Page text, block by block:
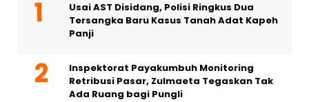
Usai AST Disidang, Polisi Ringkus Dua
Tersangka Baru Kasus Tanah Adat Kapeh
Panji
Inspektorat Payakumbuh Monitoring
Retribusi Pasar, Zulmaeta Tegaskan Tak
Ada Ruang bagi Pungli